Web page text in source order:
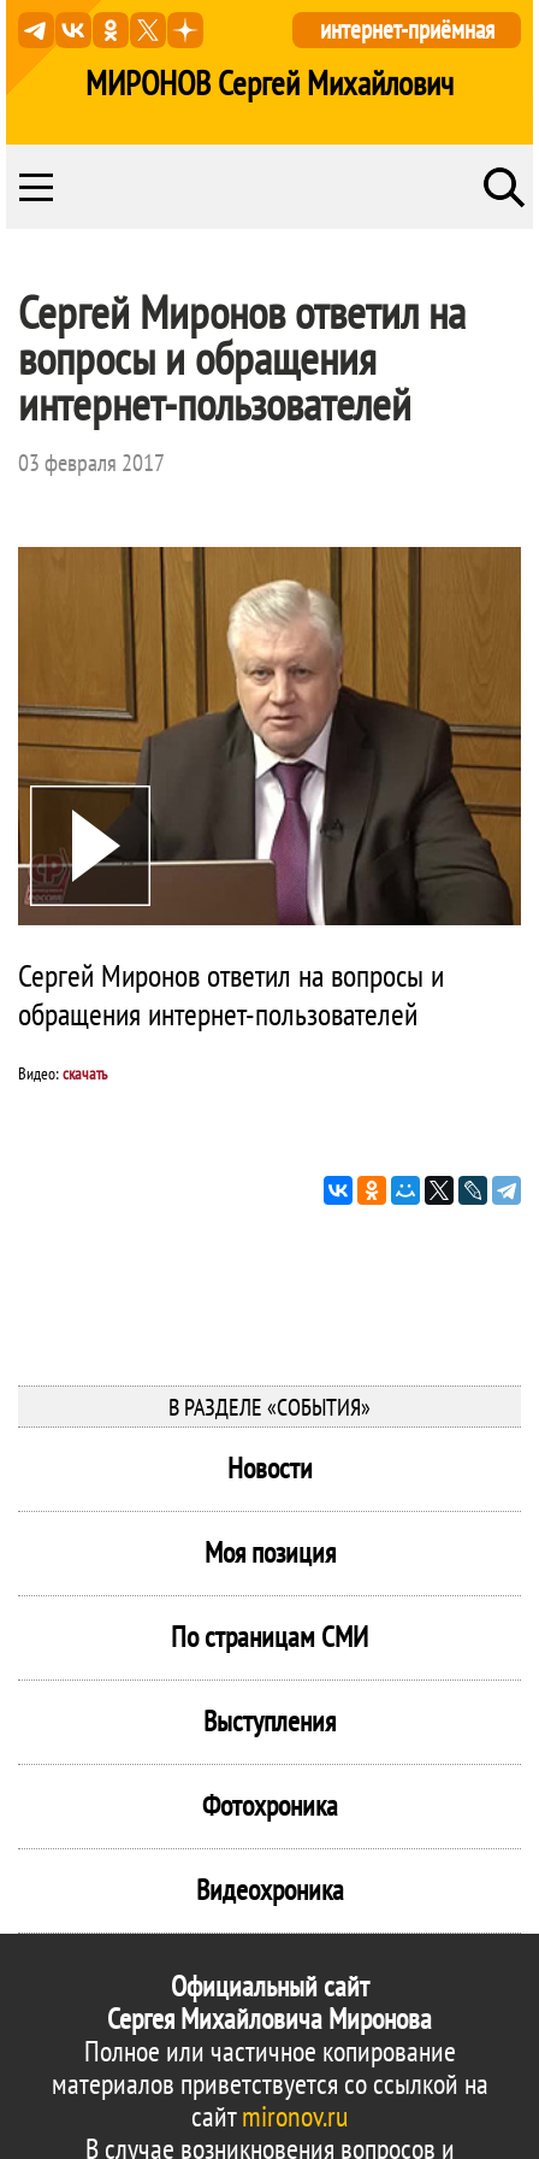
МИРОНОВ Сергей Михайлович
интернет-приёмная
Сергей Миронов ответил на
вопросы и обращения
интернет-пользователей
03 февраля 2017
Сергей Миронов ответил на вопросы и
обращения интернет-пользователей
Видео:скачать
В РАЗДЕЛЕ «СОБЫТИЯ»
Новости
Моя позиция
По страницам СМИ
Выступления
Фотохроника
Видеохроника
Официальный сайт
Сергея Михайловича Миронова
Полное или частичное копирование
материалов приветствуется со ссылкой на
сайтmironov.ru
В случае возникновения вопросов и